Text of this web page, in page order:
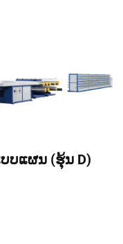
ບແຜນ (ຮຸ້ນ D)